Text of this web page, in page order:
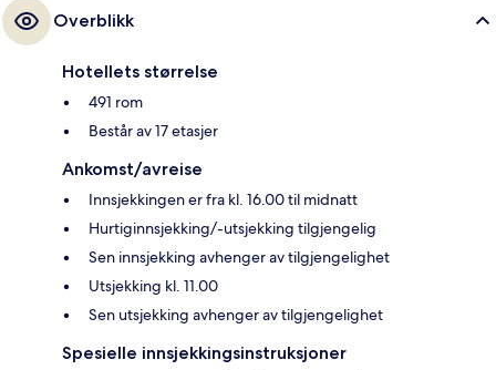
Overblikk
Hotellets størrelse
491 rom
Består av 17 etasjer
Ankomst/avreise
Innsjekkingen er fra kl. 16.00 til midnatt
Hurtiginnsjekking/-utsjekking tilgjengelig
Sen innsjekking avhenger av tilgjengelighet
Utsjekking kl. 11.00
Sen utsjekking avhenger av tilgjengelighet
Spesielle innsjekkingsinstruksjoner